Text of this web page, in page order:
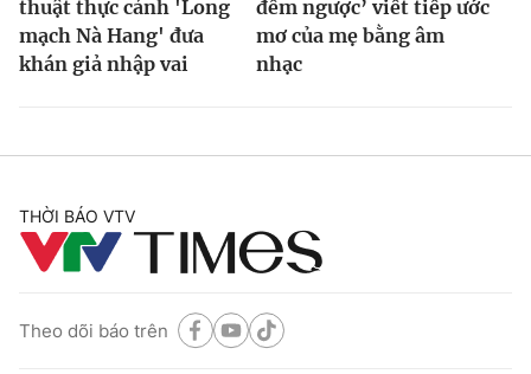
thuật thực cảnh 'Long
mạch Nà Hang' đưa
khán giả nhập vai
đếm ngược’ viết tiếp ước
mơ của mẹ bằng âm
nhạc
THỜI BÁO VTV
Theo dõi báo trên